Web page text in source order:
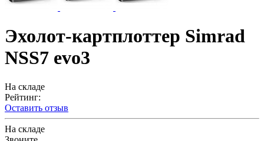
Эхолот-картплоттер Simrad
NSS7 evo3
На складе
Рейтинг:
Оставить отзыв
На складе